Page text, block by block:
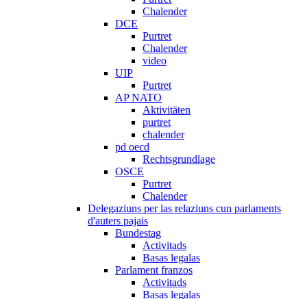
Chalender
DCE
Purtret
Chalender
video
UIP
Purtret
AP NATO
Aktivitäten
purtret
chalender
pd oecd
Rechtsgrundlage
OSCE
Purtret
Chalender
Delegaziuns per las relaziuns cun parlaments
d'auters pajais
Bundestag
Activitads
Basas legalas
Parlament franzos
Activitads
Basas legalas